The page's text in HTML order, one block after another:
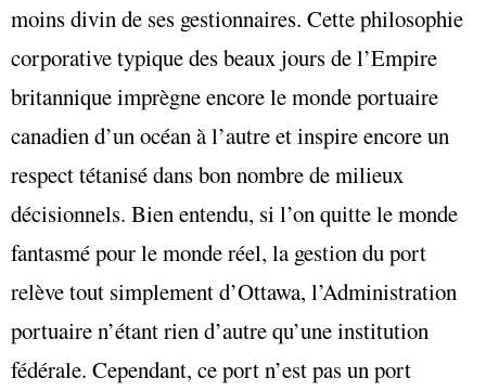
moins divin de ses gestionnaires. Cette philosophie
corporative typique des beaux jours de l’Empire
britannique imprègne encore le monde portuaire
canadien d’un océan à l’autre et inspire encore un
respect tétanisé dans bon nombre de milieux
décisionnels. Bien entendu, si l’on quitte le monde
fantasmé pour le monde réel, la gestion du port
relève tout simplement d’Ottawa, l’Administration
portuaire n’étant rien d’autre qu’une institution
fédérale. Cependant, ce port n’est pas un port